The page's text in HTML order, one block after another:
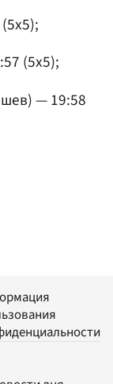
(5х5);
— 19:58